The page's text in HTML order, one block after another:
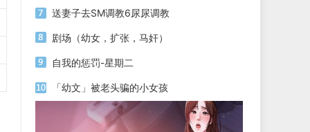
送妻子去SM调教6尿尿调教
剧场（幼女，扩张，马奸）
自我的惩罚-星期二
「幼文」被老头骗的小女孩